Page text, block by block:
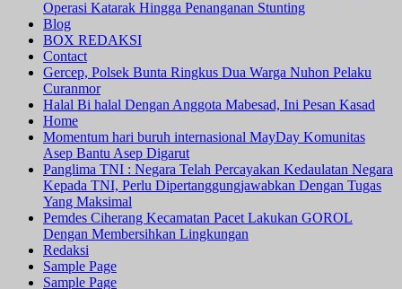
Operasi Katarak Hingga Penanganan Stunting
Blog
BOX REDAKSI
Contact
Gercep, Polsek Bunta Ringkus Dua Warga Nuhon Pelaku
Curanmor
Halal Bi halal Dengan Anggota Mabesad, Ini Pesan Kasad
Home
Momentum hari buruh internasional MayDay Komunitas
Asep Bantu Asep Digarut
Panglima TNI : Negara Telah Percayakan Kedaulatan Negara
Kepada TNI, Perlu Dipertanggungjawabkan Dengan Tugas
Yang Maksimal
Pemdes Ciherang Kecamatan Pacet Lakukan GOROL
Dengan Membersihkan Lingkungan
Redaksi
Sample Page
Sample Page